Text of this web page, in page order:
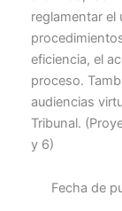
reglamentar el
eficiencia, el
proceso.
audiencias
Tribunal.
y 6)
Fecha de